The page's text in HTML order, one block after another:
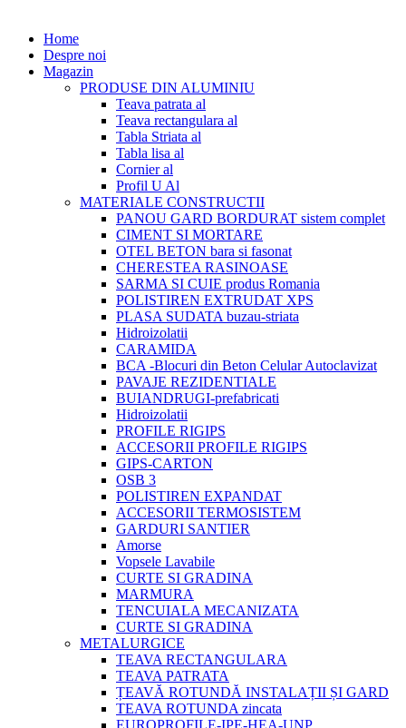
Home
Despre noi
Magazin
PRODUSE DIN ALUMINIU
Teava patrata al
Teava rectangulara al
Tabla Striata al
Tabla lisa al
Cornier al
Profil U Al
MATERIALE CONSTRUCTII
PANOU GARD BORDURAT sistem complet
CIMENT SI MORTARE
OTEL BETON bara si fasonat
CHERESTEA RASINOASE
SARMA SI CUIE produs Romania
POLISTIREN EXTRUDAT XPS
PLASA SUDATA buzau-striata
Hidroizolatii
CARAMIDA
BCA -Blocuri din Beton Celular Autoclavizat
PAVAJE REZIDENTIALE
BUIANDRUGI-prefabricati
Hidroizolatii
PROFILE RIGIPS
ACCESORII PROFILE RIGIPS
GIPS-CARTON
OSB 3
POLISTIREN EXPANDAT
ACCESORII TERMOSISTEM
GARDURI SANTIER
Amorse
Vopsele Lavabile
CURTE SI GRADINA
MARMURA
TENCUIALA MECANIZATA
CURTE SI GRADINA
METALURGICE
TEAVA RECTANGULARA
TEAVA PATRATA
ȚEAVĂ ROTUNDĂ INSTALAȚII ȘI GARD
TEAVA ROTUNDA zincata
EUROPROFILE-IPE-HEA-UNP